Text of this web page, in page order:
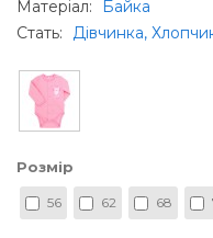
Матеріал:
Байка
Стать: Дівчинка,
Розмір
56 62 68